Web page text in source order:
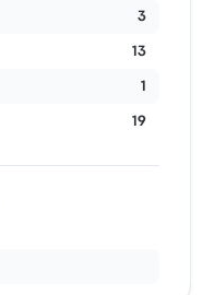
3
13
1
19